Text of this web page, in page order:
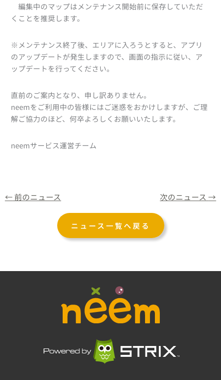
編集中のマップはメンテナンス開始前に保存していただ
くことを推奨します。
※メンテナンス終了後、エリアに入ろうとすると、アプリ
のアップデートが発生しますので、画面の指示に従い、ア
ップデートを行ってください。
直前のご案内となり、申し訳ありません。
neemをご利用中の皆様にはご迷惑をおかけしますが、ご理
解ご協力のほど、何卒よろしくお願いいたします。
neemサービス運営チーム
← 前のニュース 次のニュース→
ニュース一覧へ戻る